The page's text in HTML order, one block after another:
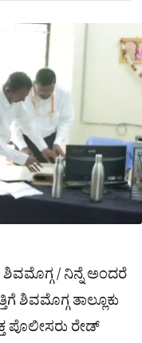
/ ನಿನ್ನೆ ಅಂದರೆ
ಶಿವಮೊಗ್ಗ ತಾಲ್ಲೂಕು
ಪೊಲೀಸರು ರೇಡ್